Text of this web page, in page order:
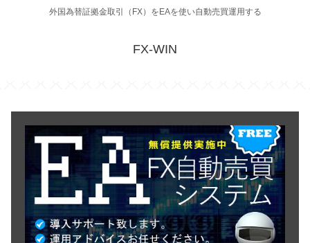
外国為替証拠金取引（FX）をEAを使い自動売買運用する
FX-WIN